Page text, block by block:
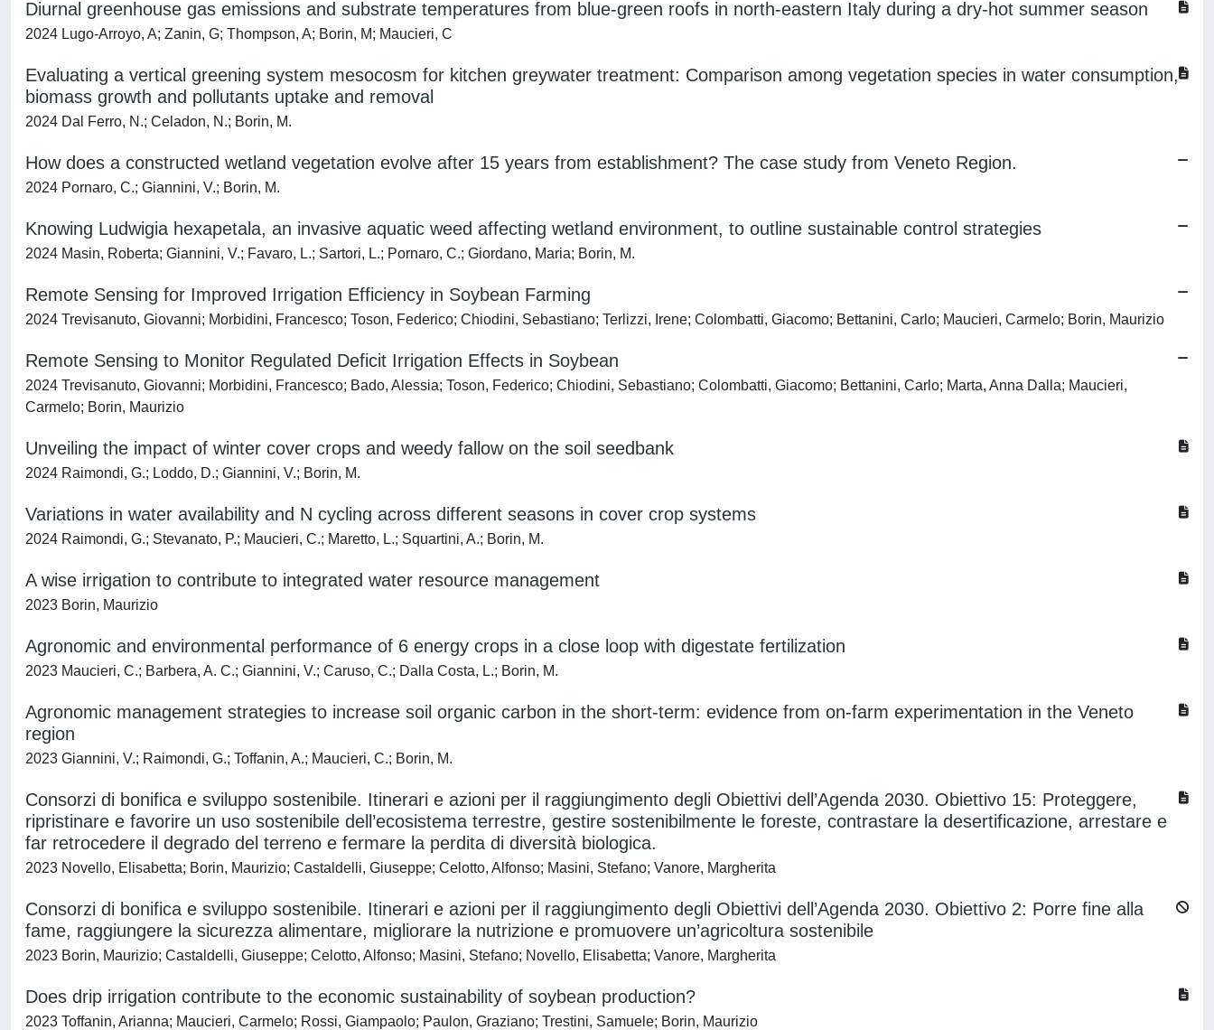
Diurnal greenhouse gas emissions and substrate temperatures from blue-green roofs in north-eastern Italy during a dry-hot summer season
2024 Lugo-Arroyo, A; Zanin, G; Thompson, A; Borin, M; Maucieri, C
Evaluating a vertical greening system mesocosm for kitchen greywater treatment: Comparison among vegetation species in water consumption,
biomass growth and pollutants uptake and removal
2024 Dal Ferro, N.; Celadon, N.; Borin, M.
How does a constructed wetland vegetation evolve after 15 years from establishment? The case study from Veneto Region.
2024 Pornaro, C.; Giannini, V.; Borin, M.
Knowing Ludwigia hexapetala, an invasive aquatic weed affecting wetland environment, to outline sustainable control strategies
2024 Masin, Roberta; Giannini, V.; Favaro, L.; Sartori, L.; Pornaro, C.; Giordano, Maria; Borin, M.
Remote Sensing for Improved Irrigation Efficiency in Soybean Farming
2024 Trevisanuto, Giovanni; Morbidini, Francesco; Toson, Federico; Chiodini, Sebastiano; Terlizzi, Irene; Colombatti, Giacomo; Bettanini, Carlo; Maucieri, Carmelo; Borin, Maurizio
Remote Sensing to Monitor Regulated Deficit Irrigation Effects in Soybean
2024 Trevisanuto, Giovanni; Morbidini, Francesco; Bado, Alessia; Toson, Federico; Chiodini, Sebastiano; Colombatti, Giacomo; Bettanini, Carlo; Marta, Anna Dalla; Maucieri,
Carmelo; Borin, Maurizio
Unveiling the impact of winter cover crops and weedy fallow on the soil seedbank
2024 Raimondi, G.; Loddo, D.; Giannini, V.; Borin, M.
Variations in water availability and N cycling across different seasons in cover crop systems
2024 Raimondi, G.; Stevanato, P.; Maucieri, C.; Maretto, L.; Squartini, A.; Borin, M.
A wise irrigation to contribute to integrated water resource management
2023 Borin, Maurizio
Agronomic and environmental performance of 6 energy crops in a close loop with digestate fertilization
2023 Maucieri, C.; Barbera, A. C.; Giannini, V.; Caruso, C.; Dalla Costa, L.; Borin, M.
Agronomic management strategies to increase soil organic carbon in the short-term: evidence from on-farm experimentation in the Veneto
region
2023 Giannini, V.; Raimondi, G.; Toffanin, A.; Maucieri, C.; Borin, M.
Consorzi di bonifica e sviluppo sostenibile. Itinerari e azioni per il raggiungimento degli Obiettivi dell’Agenda 2030. Obiettivo 15: Proteggere,
ripristinare e favorire un uso sostenibile dell’ecosistema terrestre, gestire sostenibilmente le foreste, contrastare la desertificazione, arrestare e
far retrocedere il degrado del terreno e fermare la perdita di diversità biologica.
2023 Novello, Elisabetta; Borin, Maurizio; Castaldelli, Giuseppe; Celotto, Alfonso; Masini, Stefano; Vanore, Margherita
Consorzi di bonifica e sviluppo sostenibile. Itinerari e azioni per il raggiungimento degli Obiettivi dell’Agenda 2030. Obiettivo 2: Porre fine alla
fame, raggiungere la sicurezza alimentare, migliorare la nutrizione e promuovere un’agricoltura sostenibile
2023 Borin, Maurizio; Castaldelli, Giuseppe; Celotto, Alfonso; Masini, Stefano; Novello, Elisabetta; Vanore, Margherita
Does drip irrigation contribute to the economic sustainability of soybean production?
2023 Toffanin, Arianna; Maucieri, Carmelo; Rossi, Giampaolo; Paulon, Graziano; Trestini, Samuele; Borin, Maurizio